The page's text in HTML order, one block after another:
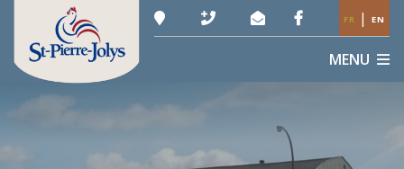
FR | EN
MENU